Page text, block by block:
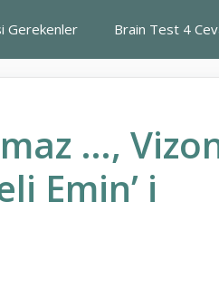
Gerekenler Brain Test 4
…,
Emin’ i